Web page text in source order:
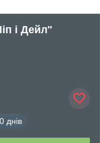
і Дейл"
днів